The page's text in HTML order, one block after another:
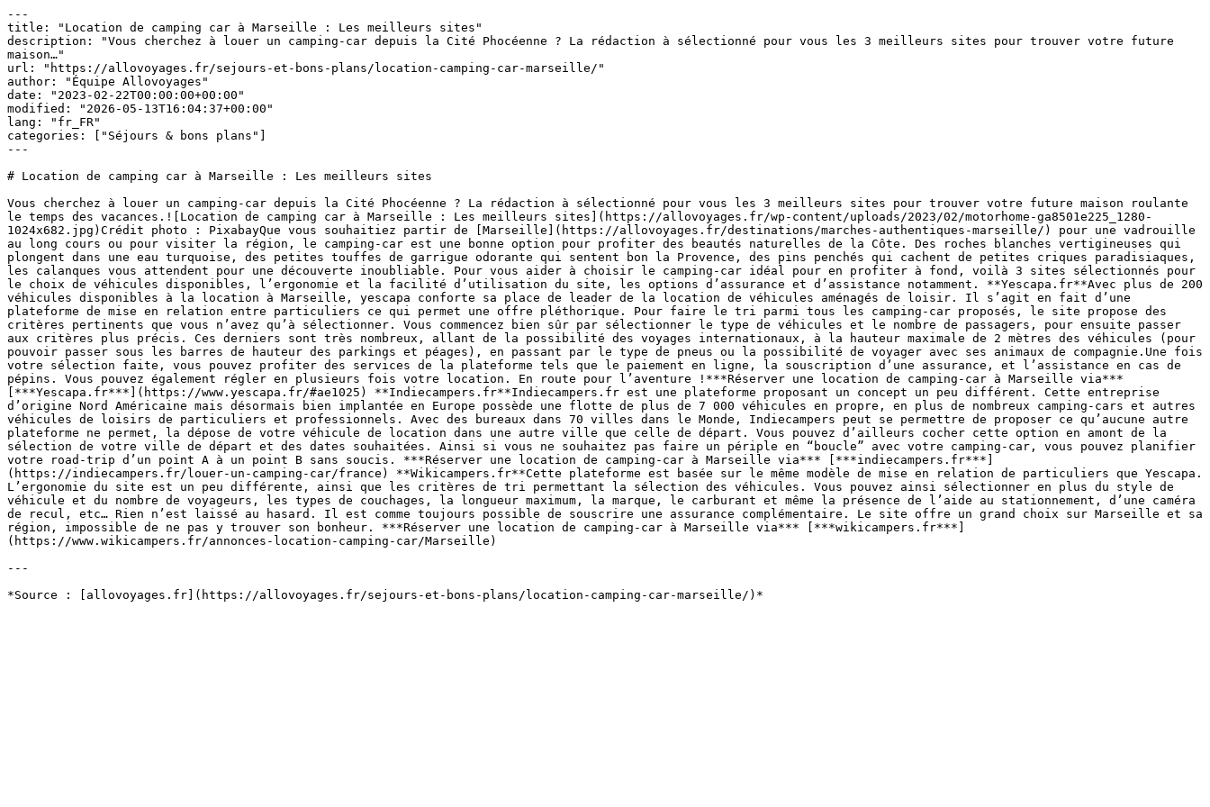
---
title: "Location de camping car à Marseille : Les meilleurs sites"
description: "Vous cherchez à louer un camping-car depuis la Cité Phocéenne ? La rédaction à sélectionné pour vous les 3 meilleurs sites pour trouver votre future
maison…"
url: "https://allovoyages.fr/sejours-et-bons-plans/location-camping-car-marseille/"
author: "Équipe Allovoyages"
date: "2023-02-22T00:00:00+00:00"
modified: "2026-05-13T16:04:37+00:00"
lang: "fr_FR"
categories: ["Séjours & bons plans"]
---
# Location de camping car à Marseille : Les meilleurs sites
Vous cherchez à louer un camping-car depuis la Cité Phocéenne ? La rédaction à sélectionné pour vous les 3 meilleurs sites pour trouver votre future maison roulante
le temps des vacances.![Location de camping car à Marseille : Les meilleurs sites](https://allovoyages.fr/wp-content/uploads/2023/02/motorhome-ga8501e225_1280-
1024x682.jpg)Crédit photo : PixabayQue vous souhaitiez partir de [Marseille](https://allovoyages.fr/destinations/marches-authentiques-marseille/) pour une vadrouille
au long cours ou pour visiter la région, le camping-car est une bonne option pour profiter des beautés naturelles de la Côte. Des roches blanches vertigineuses qui
plongent dans une eau turquoise, des petites touffes de garrigue odorante qui sentent bon la Provence, des pins penchés qui cachent de petites criques paradisiaques,
les calanques vous attendent pour une découverte inoubliable. Pour vous aider à choisir le camping-car idéal pour en profiter à fond, voilà 3 sites sélectionnés pour
le choix de véhicules disponibles, l’ergonomie et la facilité d’utilisation du site, les options d’assurance et d’assistance notamment. **Yescapa.fr**Avec plus de 200
véhicules disponibles à la location à Marseille, yescapa conforte sa place de leader de la location de véhicules aménagés de loisir. Il s’agit en fait d’une
plateforme de mise en relation entre particuliers ce qui permet une offre pléthorique. Pour faire le tri parmi tous les camping-car proposés, le site propose des
critères pertinents que vous n’avez qu’à sélectionner. Vous commencez bien sûr par sélectionner le type de véhicules et le nombre de passagers, pour ensuite passer
aux critères plus précis. Ces derniers sont très nombreux, allant de la possibilité des voyages internationaux, à la hauteur maximale de 2 mètres des véhicules (pour
pouvoir passer sous les barres de hauteur des parkings et péages), en passant par le type de pneus ou la possibilité de voyager avec ses animaux de compagnie.Une fois
votre sélection faite, vous pouvez profiter des services de la plateforme tels que le paiement en ligne, la souscription d’une assurance, et l’assistance en cas de
pépins. Vous pouvez également régler en plusieurs fois votre location. En route pour l’aventure !***Réserver une location de camping-car à Marseille via***
[***Yescapa.fr***](https://www.yescapa.fr/#ae1025) **Indiecampers.fr**Indiecampers.fr est une plateforme proposant un concept un peu différent. Cette entreprise
d’origine Nord Américaine mais désormais bien implantée en Europe possède une flotte de plus de 7 000 véhicules en propre, en plus de nombreux camping-cars et autres
véhicules de loisirs de particuliers et professionnels. Avec des bureaux dans 70 villes dans le Monde, Indiecampers peut se permettre de proposer ce qu’aucune autre
plateforme ne permet, la dépose de votre véhicule de location dans une autre ville que celle de départ. Vous pouvez d’ailleurs cocher cette option en amont de la
sélection de votre ville de départ et des dates souhaitées. Ainsi si vous ne souhaitez pas faire un périple en “boucle” avec votre camping-car, vous pouvez planifier
votre road-trip d’un point A à un point B sans soucis. ***Réserver une location de camping-car à Marseille via*** [***indiecampers.fr***]
(https://indiecampers.fr/louer-un-camping-car/france) **Wikicampers.fr**Cette plateforme est basée sur le même modèle de mise en relation de particuliers que Yescapa.
L’ergonomie du site est un peu différente, ainsi que les critères de tri permettant la sélection des véhicules. Vous pouvez ainsi sélectionner en plus du style de
véhicule et du nombre de voyageurs, les types de couchages, la longueur maximum, la marque, le carburant et même la présence de l’aide au stationnement, d’une caméra
de recul, etc… Rien n’est laissé au hasard. Il est comme toujours possible de souscrire une assurance complémentaire. Le site offre un grand choix sur Marseille et sa
région, impossible de ne pas y trouver son bonheur. ***Réserver une location de camping-car à Marseille via*** [***wikicampers.fr***]
(https://www.wikicampers.fr/annonces-location-camping-car/Marseille)
---